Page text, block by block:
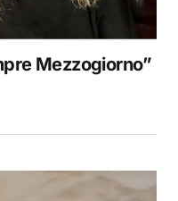
Mezzogiorno”